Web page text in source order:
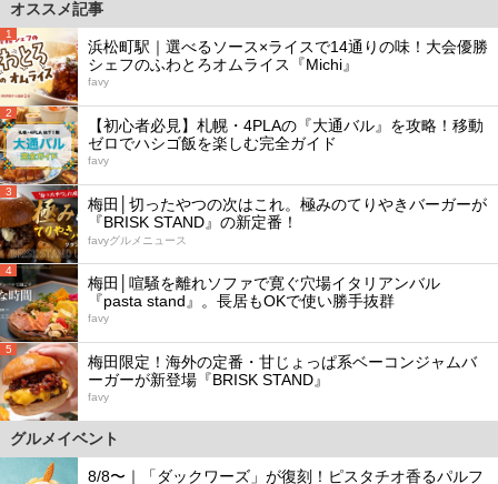
オススメ記事
1
浜松町駅｜選べるソース×ライスで14通りの味！大会優勝
シェフのふわとろオムライス『Michi』
favy
2
【初心者必見】札幌・4PLAの『大通バル』を攻略！移動
ゼロでハシゴ飯を楽しむ完全ガイド
favy
3
梅田│切ったやつの次はこれ。極みのてりやきバーガーが
『BRISK STAND』の新定番！
favyグルメニュース
4
梅田│喧騒を離れソファで寛ぐ穴場イタリアンバル
『pasta stand』。長居もOKで使い勝手抜群
favy
5
梅田限定！海外の定番・甘じょっぱ系ベーコンジャムバ
ーガーが新登場『BRISK STAND』
favy
グルメイベント
8/8〜｜「ダックワーズ」が復刻！ピスタチオ香るパルフ